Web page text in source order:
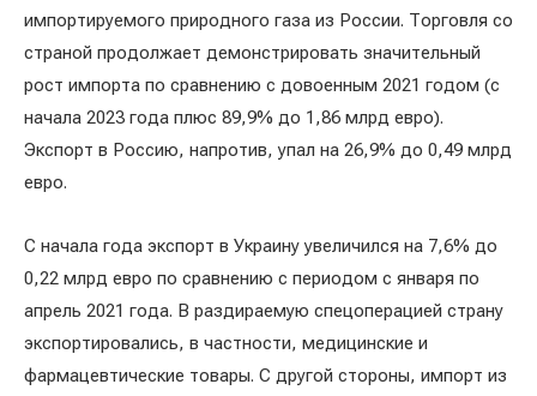
импортируемого природного газа из России. Торговля со
страной продолжает демонстрировать значительный
рост импорта по сравнению с довоенным 2021 годом (с
начала 2023 года плюс 89,9% до 1,86 млрд евро).
Экспорт в Россию, напротив, упал на 26,9% до 0,49 млрд
евро.
С начала года экспорт в Украину увеличился на 7,6% до
0,22 млрд евро по сравнению с периодом с января по
апрель 2021 года. В раздираемую спецоперацией страну
экспортировались, в частности, медицинские и
фармацевтические товары. С другой стороны, импорт из